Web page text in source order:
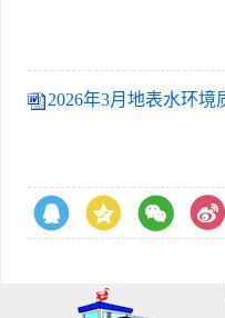
2026年3月地表水环境